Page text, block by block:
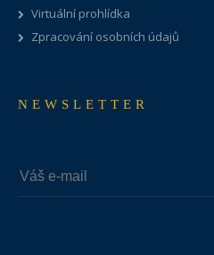
Virtuální prohlídka
Zpracování osobních údajů
NEWSLETTER